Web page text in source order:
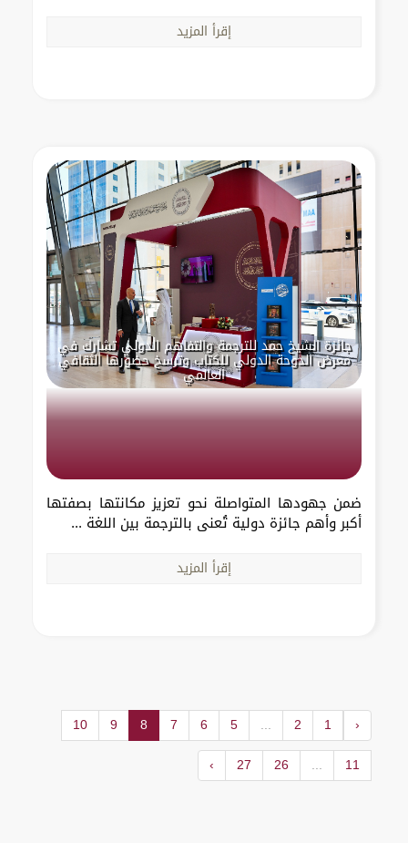
إقرأ المزيد
جائزة الشيخ حمد للترجمة والتفاهم الدولي تشارك في
معرض الدوحة الدولي للكتاب وترسخ حضورها الثقافي
العالمي
ضمن جهودها المتواصلة نحو تعزيز مكانتها بصفتها
أكبر وأهم جائزة دولية تُعنى بالترجمة بين اللغة ...
إقرأ المزيد
‹
1
2
...
5
6
7
8
9
10
11
...
26
27
›